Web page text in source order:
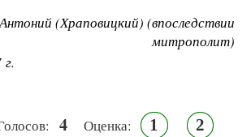
(Храповицкий) (впоследствии
митрополит)
4 Оценка: 1 2